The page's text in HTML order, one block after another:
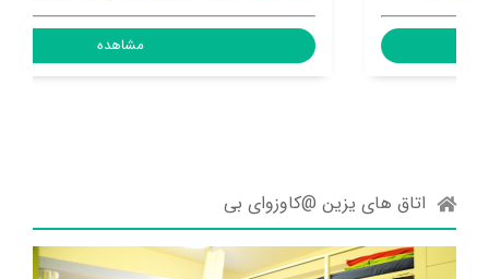
اتاق های یزین @کاوزوای بی